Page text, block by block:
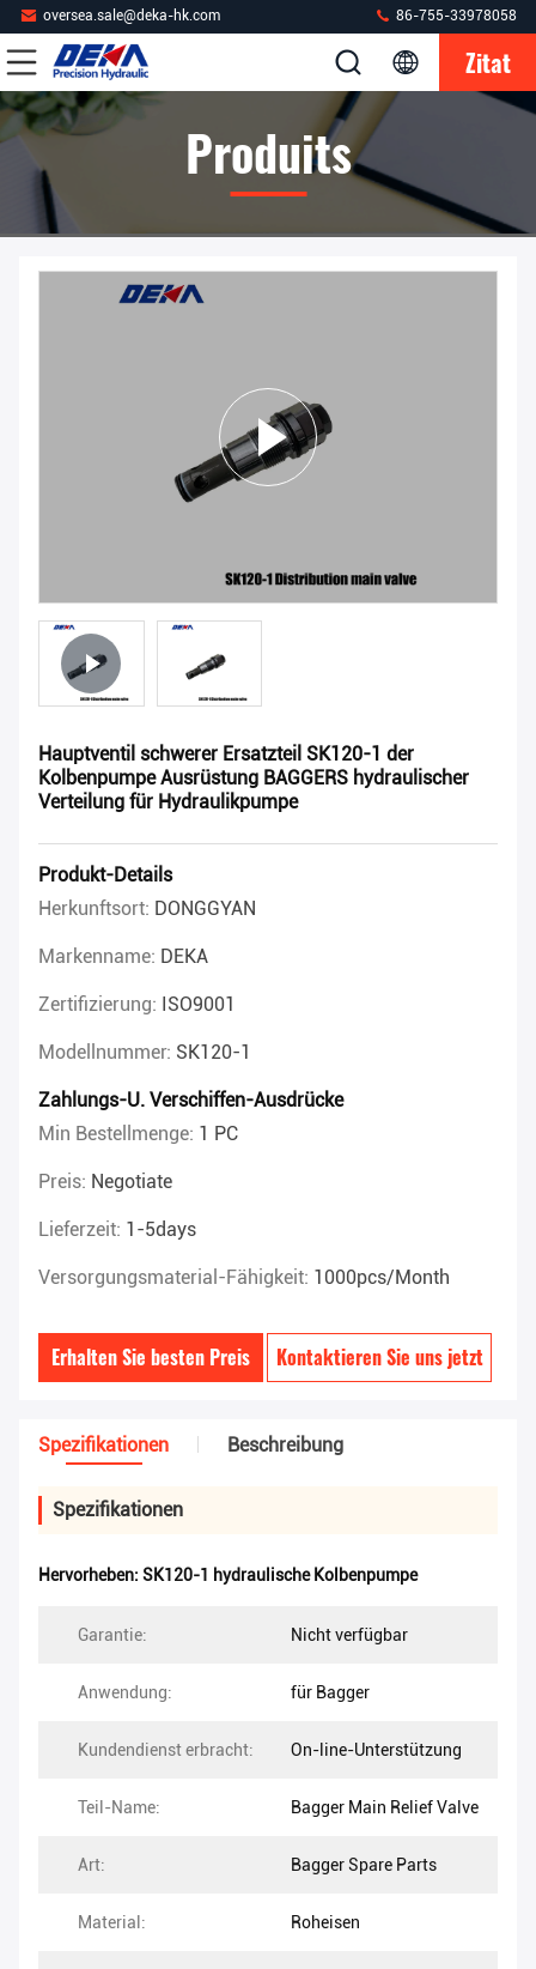
oversea.sale@deka-hk.com 86-755-33978058
Zitat
Produits
Hauptventil schwerer Ersatzteil SK120-1 der
Kolbenpumpe Ausrüstung BAGGERS hydraulischer
Verteilung für Hydraulikpumpe
Produkt-Details
Herkunftsort: DONGGYAN
Markenname: DEKA
Zertifizierung: ISO9001
Modellnummer: SK120-1
Zahlungs-U. Verschiffen-Ausdrücke
Min Bestellmenge: 1 PC
Preis: Negotiate
Lieferzeit: 1-5days
Versorgungsmaterial-Fähigkeit: 1000pcs/month
Erhalten Sie besten Preis Kontaktieren Sie uns jetzt
Spezifikationen Beschreibung
Spezifikationen
Hervorheben: SK120-1 hydraulische Kolbenpumpe
Garantie: Nicht verfügbar
Anwendung: für Bagger
Kundendienst erbracht: On-line-Unterstützung
Teil-Name: Bagger Main Relief Valve
Art: Bagger Spare Parts
Material: Roheisen